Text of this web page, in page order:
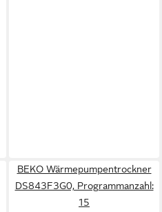
BEKO Wärmepumpentrockner
DS843F3G0, Programmanzahl:
15